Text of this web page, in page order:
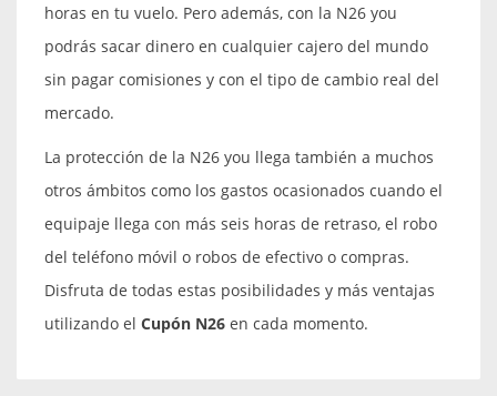
horas en tu vuelo. Pero además, con la N26 you
podrás sacar dinero en cualquier cajero del mundo
sin pagar comisiones y con el tipo de cambio real del
mercado.
La protección de la N26 you llega también a muchos
otros ámbitos como los gastos ocasionados cuando el
equipaje llega con más seis horas de retraso, el robo
del teléfono móvil o robos de efectivo o compras.
Disfruta de todas estas posibilidades y más ventajas
utilizando el Cupón N26 en cada momento.